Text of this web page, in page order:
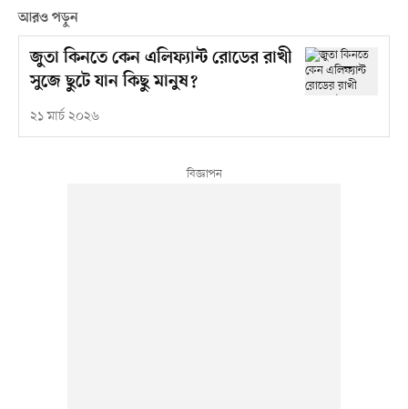
আরও পড়ুন
জুতা কিনতে কেন এলিফ্যান্ট রোডের রাখী
সুজে ছুটে যান কিছু মানুষ?
২১ মার্চ ২০২৬